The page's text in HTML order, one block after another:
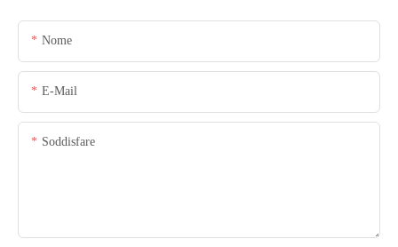
Nome
E-Mail
Soddisfare